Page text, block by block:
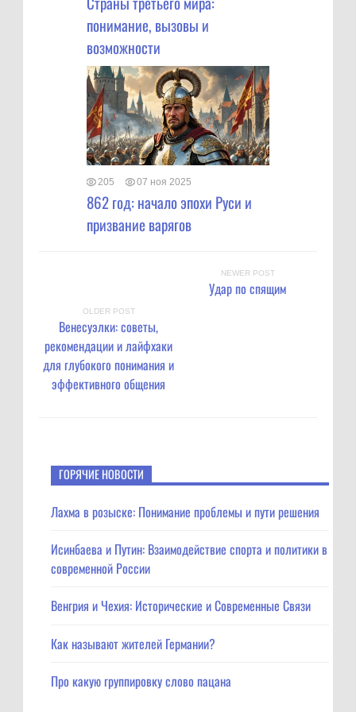
понимание, вызовы и
возможности
205 07 ноя 2025
862 год: начало эпохи Руси и
призвание варягов
NEWER POST
Удар по спящим
OLDER POST
Венесуэлки: советы,
рекомендации и лайфхаки
для глубокого понимания и
эффективного общения
ГОРЯЧИЕ НОВОСТИ
Лахма в розыске: Понимание проблемы и пути решения
Исинбаева и Путин: Взаимодействие спорта и политики в
современной России
Венгрия и Чехия: Исторические и Современные Связи
Как называют жителей Германии?
Про какую группировку слово пацана